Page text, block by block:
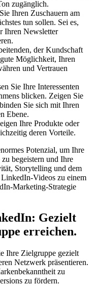
zugänglich.
Ihren Zuschauern am
tun sollen. Sei es,
Ihren Newsletter
der Kundschaft
Möglichkeit, Ihren
und Vertrauen
Sie Ihre Interessenten
blicken. Zeigen Sie
Sie sich mit Ihren
Ebene.
Ihre Produkte oder
deren Vorteile.
Potenzial, um Ihre
begeistern und Ihre
Storytelling und dem
Videos zu einem
Marketing-Strategie
Gezielt
erreichen.
Ihre Zielgruppe gezielt
Netzwerk präsentieren.
zu
zu fördern.